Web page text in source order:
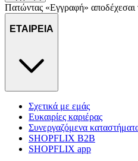
Πατώντας «Εγγραφή» αποδέχεσαι
ΕΤΑΙΡΕΙΑ
Σχετικά με εμάς
Ευκαιρίες καριέρας
Συνεργαζόμενα
SHOPFLIX B2B
SHOPFLIX app